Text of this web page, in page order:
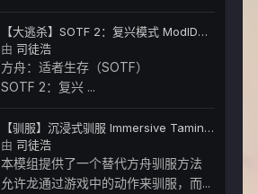
【大逃杀】SOTF 2：复兴模式 ModID：
2097253226
由 司徒浩
方舟：适者生存（SOTF）
SOTF 2：复兴 ...
【驯服】沉浸式驯服 Immersive Taming
ModID：1251632107
由 司徒浩
本模组提供了一个替代方舟驯服方法
允许龙通过游戏中的动作来驯服，而...